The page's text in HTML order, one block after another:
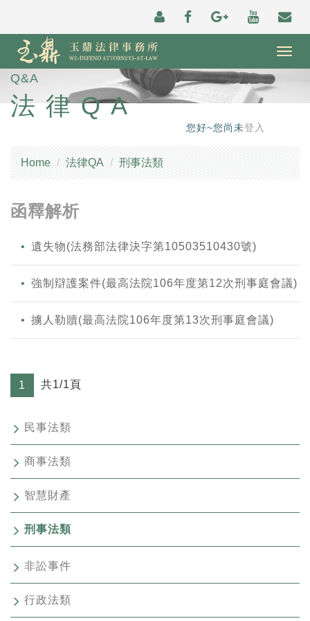
Q&A
法律QA
您好~您尚未登入
Home 法律QA 刑事法類
函釋解析
遺失物(法務部法律決字第10503510430號)
強制辯護案件(最高法院106年度第12次刑事庭會議)
擄人勒贖(最高法院106年度第13次刑事庭會議)
1 共1/1頁
民事法類
商事法類
智慧財產
刑事法類
非訟事件
行政法類